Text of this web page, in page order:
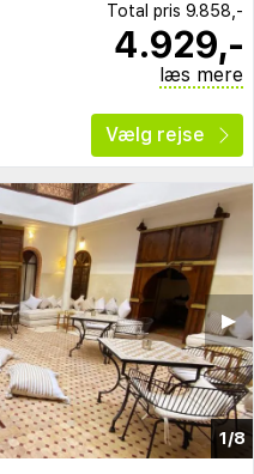
Total pris 9.858,-
4.929,-
læs mere
Vælg rejse
1/8
▶︎